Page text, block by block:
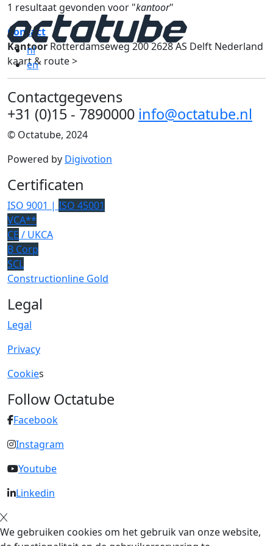
nl
en
1 resultaat gevonden voor "kantoor"
Contact
Kantoor Rotterdamseweg 200 2628 AS Delft Nederland
kaart & route >
Contactgegevens
+31 (0)15 - 7890000 info@octatube.nl
© Octatube, 2024
Powered by Digivotion
Certificaten
ISO 9001 | ISO 45001
VCA**
CE / UKCA
B Corp
SCL
Constructionline Gold
Legal
Legal
Privacy
Cookies
Follow Octatube
Facebook
Instagram
Youtube
Linkedin
We gebruiken cookies om het gebruik van onze website,